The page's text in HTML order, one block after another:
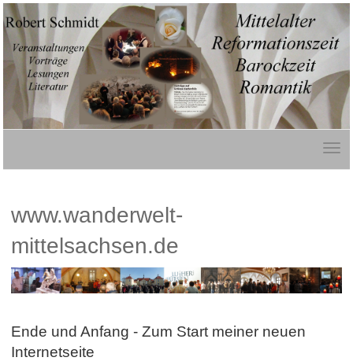
www.wanderwelt-
mittelsachsen.de
Ende und Anfang - Zum Start meiner neuen
Internetseite